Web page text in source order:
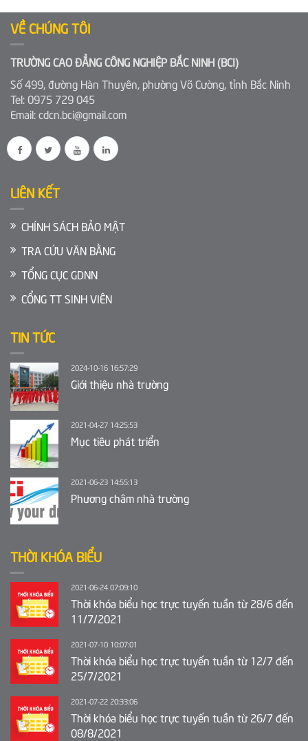
VỀ CHÚNG TÔI
TRƯỜNG CAO ĐẲNG CÔNG NGHIỆP BẮC NINH (BCI)
Số 499, đường Hàn Thuyên, phường Võ Cường, tỉnh Bắc Ninh
Tel: 0975 729 045
Email: cdcn.bci@gmail.com
LIÊN KẾT
CHÍNH SÁCH BẢO MẬT
TRA CỨU VĂN BẰNG
TỔNG CỤC GDNN
CỔNG TT SINH VIÊN
TIN TỨC
2024-10-16 16:57:29
Giới thiệu nhà trường
2021-04-27 14:25:53
Mục tiêu phát triển
2021-06-23 14:55:13
Phương châm nhà trường
THỜI KHÓA BIỂU
2021-06-24 07:09:10
Thời khóa biểu học trực tuyến tuần từ 28/6 đến
11/7/2021
2021-07-10 10:07:01
Thời khóa biểu học trực tuyến tuần từ 12/7 đến
25/7/2021
2021-07-22 20:33:06
Thời khóa biểu học trực tuyến tuần từ 26/7 đến
08/8/2021